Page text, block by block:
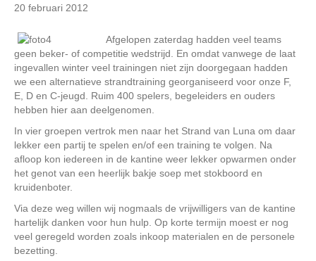
20 februari 2012
Afgelopen zaterdag hadden veel teams
geen beker- of competitie wedstrijd. En omdat vanwege de laat
ingevallen winter veel trainingen niet zijn doorgegaan hadden
we een alternatieve strandtraining georganiseerd voor onze F,
E, D en C-jeugd. Ruim 400 spelers, begeleiders en ouders
hebben hier aan deelgenomen.
In vier groepen vertrok men naar het Strand van Luna om daar
lekker een partij te spelen en/of een training te volgen. Na
afloop kon iedereen in de kantine weer lekker opwarmen onder
het genot van een heerlijk bakje soep met stokboord en
kruidenboter.
Via deze weg willen wij nogmaals de vrijwilligers van de kantine
hartelijk danken voor hun hulp. Op korte termijn moest er nog
veel geregeld worden zoals inkoop materialen en de personele
bezetting.